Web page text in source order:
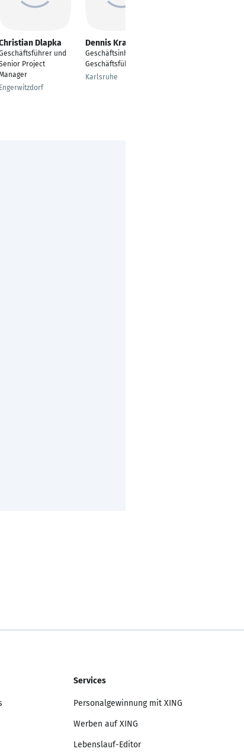
Dlapka
und
Project
Engerwitzdorf
Dennis Kraus
Geschäftsinhaber,
Geschäftsführer
Karlsruhe
Services
Personalgewinnung mit XING
Werben auf XING
Lebenslauf-Editor